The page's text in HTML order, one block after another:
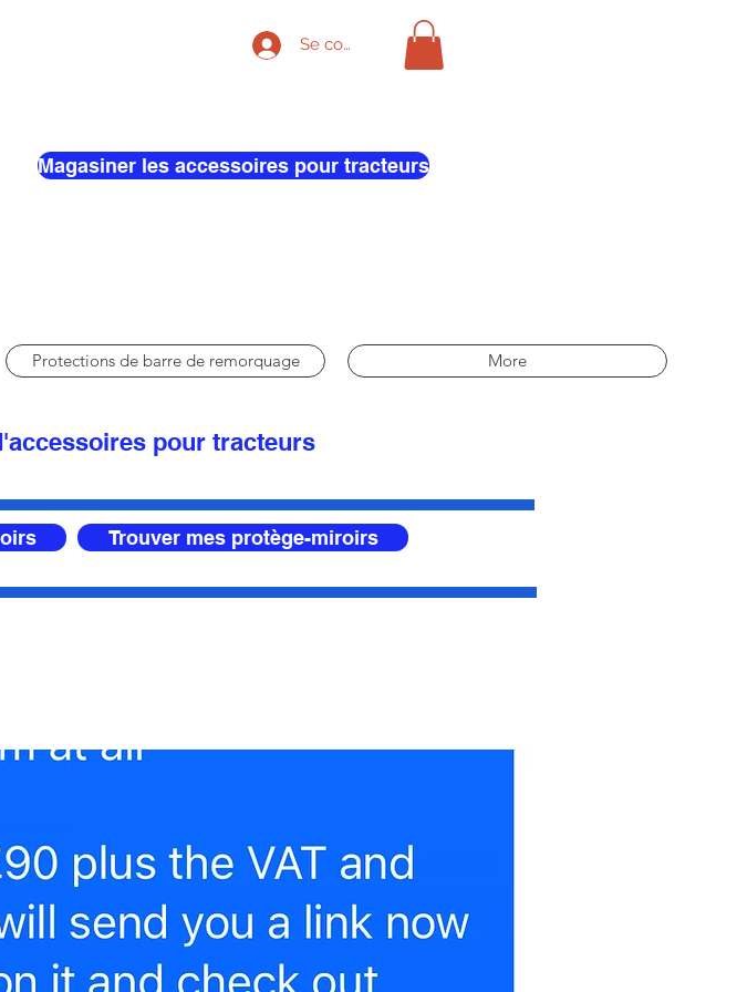
Se connecter
Magasiner les accessoires pour tracteurs
Protections de barre de remorquage More
pour tracteurs
Trouver mes protège-miroirs